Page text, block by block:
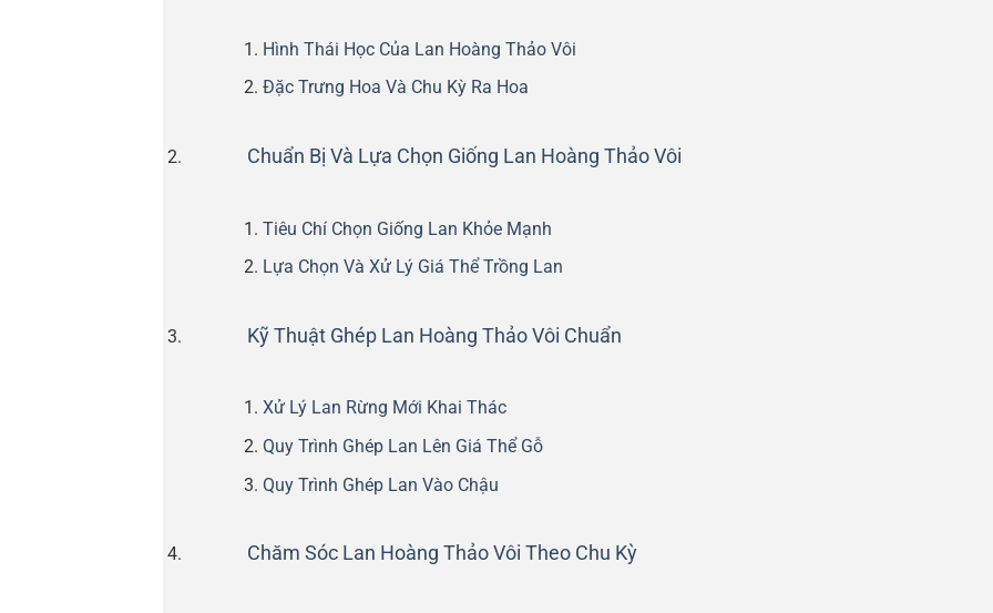
Hình Thái Học Của Lan Hoàng Thảo Vôi
Đặc Trưng Hoa Và Chu Kỳ Ra Hoa
Chuẩn Bị Và Lựa Chọn Giống Lan Hoàng Thảo Vôi
Tiêu Chí Chọn Giống Lan Khỏe Mạnh
Lựa Chọn Và Xử Lý Giá Thể Trồng Lan
Kỹ Thuật Ghép Lan Hoàng Thảo Vôi Chuẩn
Xử Lý Lan Rừng Mới Khai Thác
Quy Trình Ghép Lan Lên Giá Thể Gỗ
Quy Trình Ghép Lan Vào Chậu
Chăm Sóc Lan Hoàng Thảo Vôi Theo Chu Kỳ